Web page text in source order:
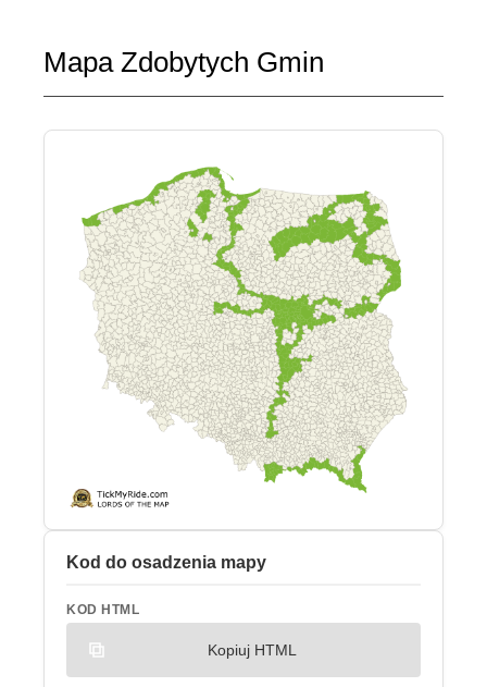
Mapa Zdobytych Gmin
Kod do osadzenia mapy
KOD HTML
Kopiuj HTML